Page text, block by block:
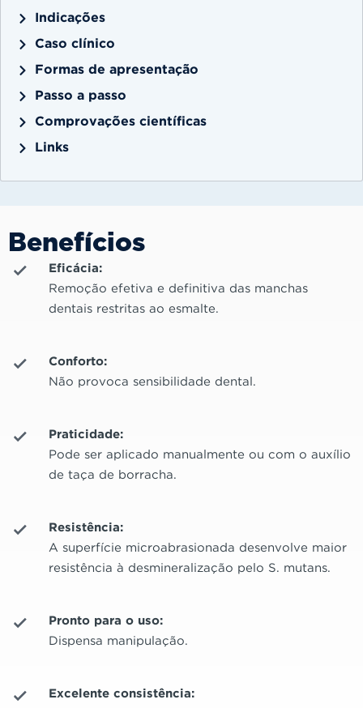
Indicações
Caso clínico
Formas de apresentação
Passo a passo
Comprovações científicas
Links
Benefícios
Eficácia:
Remoção efetiva e definitiva das manchas
dentais restritas ao esmalte.
Conforto:
Não provoca sensibilidade dental.
Praticidade:
Pode ser aplicado manualmente ou com o auxílio
de taça de borracha.
Resistência:
A superfície microabrasionada desenvolve maior
resistência à desmineralização pelo S. mutans.
Pronto para o uso:
Dispensa manipulação.
Excelente consistência: